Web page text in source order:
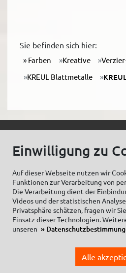
Sie befinden sich hier:
Farben Kreative
KREUL Blattmetalle
Zum Newsletter anmelden:
Cookieeinstellungen
Datenschutzhinweise Social Media
Einwilligung zu
Auf dieser Webseite nutzen wir
Funktionen zur Verarbeitung von
Die Verarbeitung dient der
Videos und der statistischen
Privatsphäre schätzen, fragen wir
Einsatz dieser Technologien.
unseren
Alle